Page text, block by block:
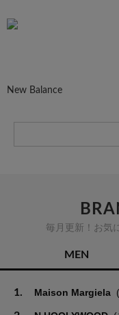
New Balance
毎月更新！お気
MEN
1. Maison Margiela